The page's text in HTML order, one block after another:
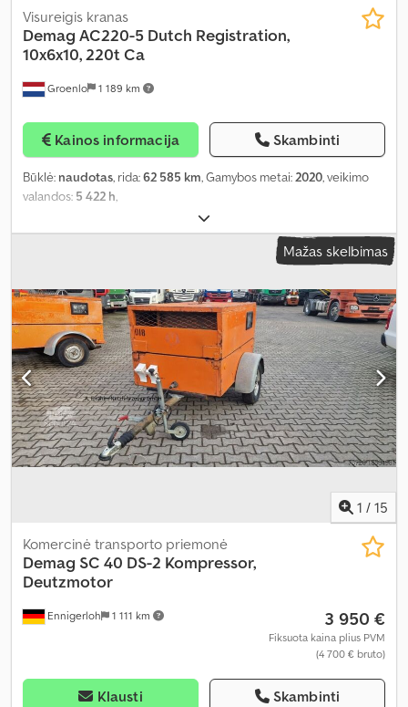
Groenlo 1 189 km
Visureigis kranas
Demag AC220-5 Dutch Registration,
10x6x10, 220t Ca
Kainos informacija Skambinti
Būklė: naudotas, rida:62 585 km, Gamybos metai:2020, veikimo
valandos: 5 422 h,
Mažas skelbimas
1 / 15
Ennigerloh 1 111 km
Komercinė transporto priemonė
Demag SC 40 DS-2 Kompressor,
Deutzmotor
3 950 €
Fiksuota kaina plius PVM
(4 700 € bruto)
Klausti Skambinti